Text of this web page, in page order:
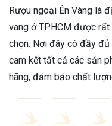
Rượu ngoại Én Vàng là
vang ở TPHCM được rất
chọn. Nơi đây có đầy
cam kết tất cả các sản
hãng, đảm bảo chất